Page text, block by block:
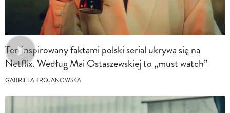
Ten inspirowany faktami polski serial ukrywa się na
Netflix. Według Mai Ostaszewskiej to „must watch”
GABRIELA TROJANOWSKA